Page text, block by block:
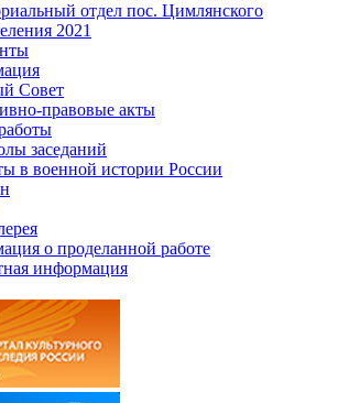
отдел пос. Цимлянского
2021
Совет
правовые акты
заседаний
в военной истории России
о проделанной работе
информация